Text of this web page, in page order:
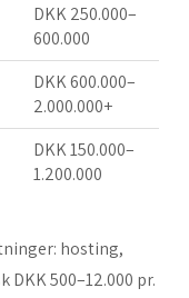
DKK 250.000–
600.000
DKK 600.000–
2.000.000+
DKK 150.000–
1.200.000
hosting,
500–12.000 pr.